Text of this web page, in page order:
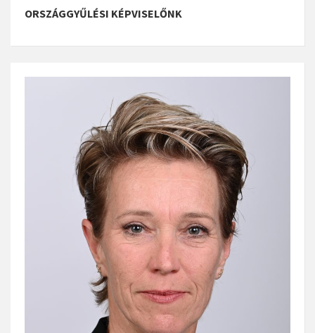
ORSZÁGGYŰLÉSI KÉPVISELŐNK